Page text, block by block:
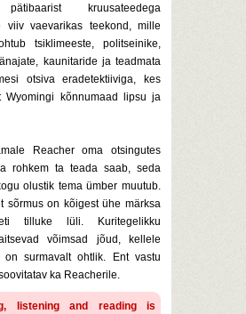
kruusateedega
viiv vaevarikas teekond, mille
tsiklimeeste, politseinike,
kaunitaride ja teadmata
otsiva eradetektiiviga, kes
Wyomingi kõnnumaad lipsu ja
Reacher oma otsingutes
rohkem ta teada saab, seda
olustik tema ümber muutub.
sõrmus on kõigest ühe märksa
tilluke lüli. Kuritegelikku
võimsad jõud, kellele
on surmavalt ohtlik. Ent vastu
ka Reacherile.
listening and reading is